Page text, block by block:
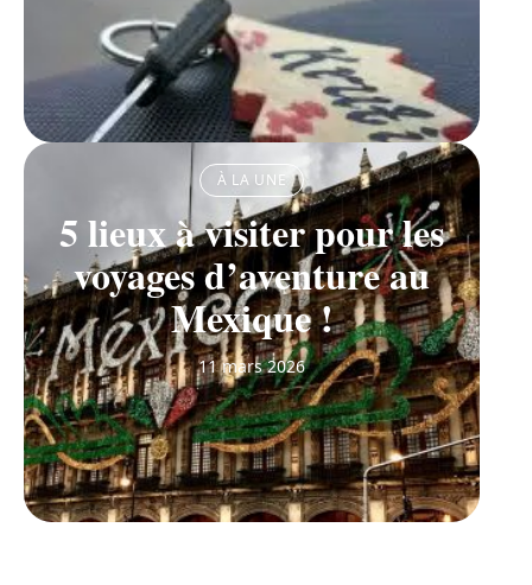
À LA UNE
5 lieux à visiter pour les
voyages d’aventure au
Mexique !
11 mars 2026